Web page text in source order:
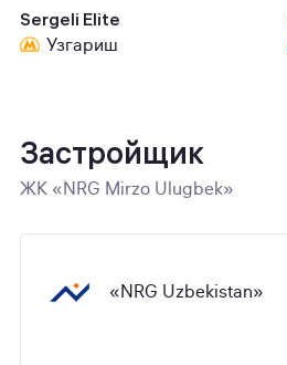
Sergeli Elite
Узгариш
Застройщик
ЖК «NRG Mirzo Ulugbek»
«NRG Uzbekistan»